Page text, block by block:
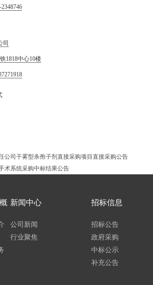
2348746
司
1818中心10楼
公司干雾型杀孢子剂直接采购项目直接采购公告
术系统采购中标结果公告
新闻中心
公司新闻
行业聚焦
招标信息
招标公告
政府采购
中标公示
补充公告